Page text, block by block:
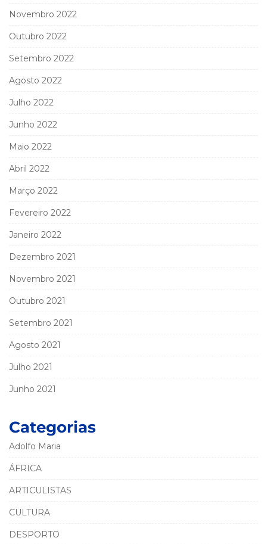
Novembro 2022
Outubro 2022
Setembro 2022
Agosto 2022
Julho 2022
Junho 2022
Maio 2022
Abril 2022
Março 2022
Fevereiro 2022
Janeiro 2022
Dezembro 2021
Novembro 2021
Outubro 2021
Setembro 2021
Agosto 2021
Julho 2021
Junho 2021
Categorias
Adolfo Maria
ÁFRICA
ARTICULISTAS
CULTURA
DESPORTO